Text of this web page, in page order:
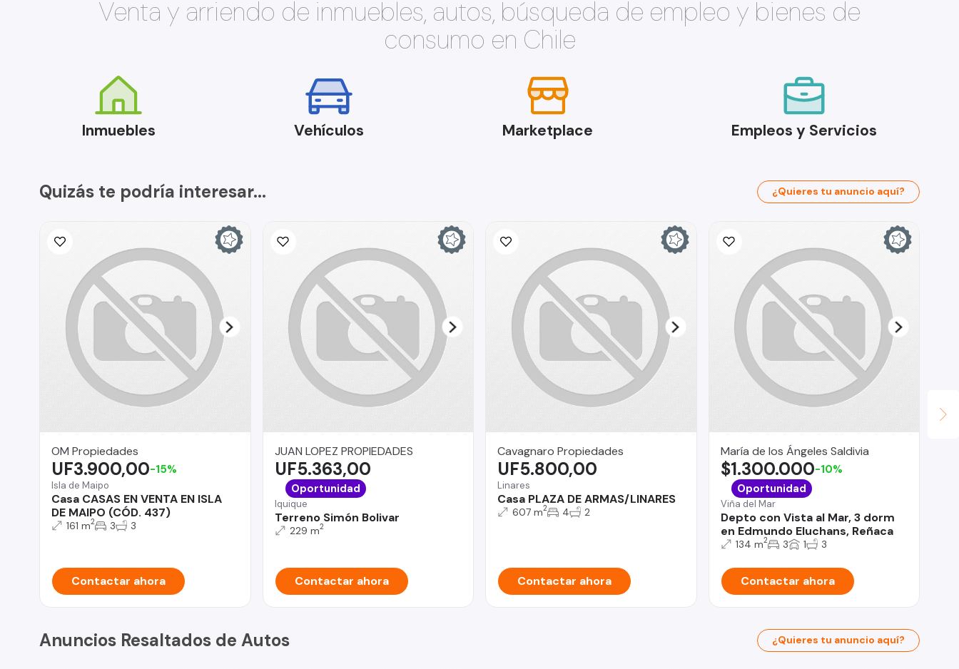
Venta y arriendo de inmuebles, autos, búsqueda de empleo y bienes de
consumo en Chile
Inmuebles Vehículos Marketplace Empleos y Servicios
Quizás te podría interesar... ¿Quieres tu anuncio aquí?
OM Propiedades
Isla de Maipo
Casa CASAS EN VENTA EN ISLA
DE MAIPO (CÓD. 437)
UF3.900,00-15%
161 m2 3 3
Contactar ahora
JUAN LOPEZ PROPIEDADES
Iquique
Terreno Simón Bolivar
UF5.363,00
Oportunidad
229 m2
Contactar ahora
Cavagnaro Propiedades
Linares
Casa PLAZA DE ARMAS/LINARES
UF5.800,00
607 m2 4 2
Contactar ahora
María de los Ángeles Saldivia
Viña del Mar
Depto con Vista al Mar, 3 dorm
en Edmundo Eluchans, Reñaca
$1.300.000-10%
Oportunidad
134 m2 3 1 3
Contactar ahora
Anuncios Resaltados de Autos ¿Quieres tu anuncio aquí?